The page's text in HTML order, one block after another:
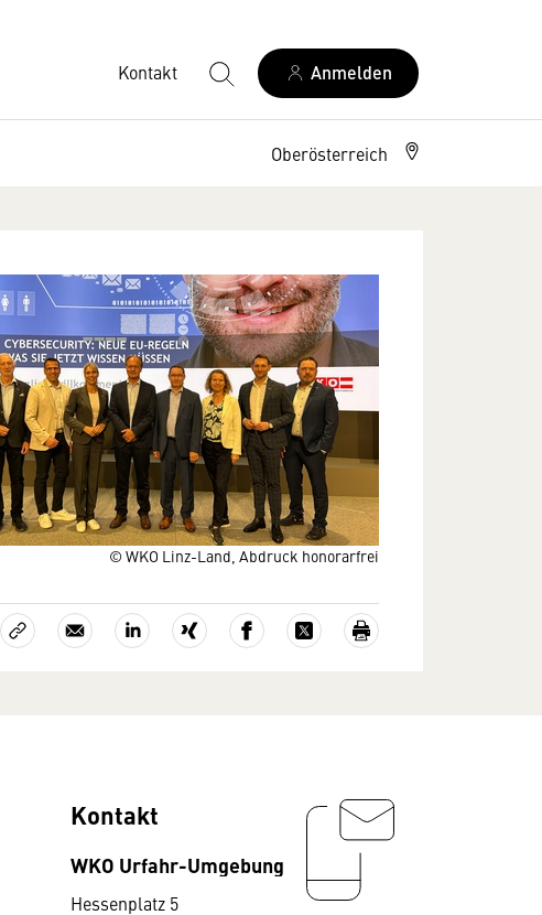
Kontakt Anmelden
Oberösterreich
© WKO Linz-Land, Abdruck honorarfrei
Kontakt
WKO Urfahr-Umgebung
Hessenplatz 5